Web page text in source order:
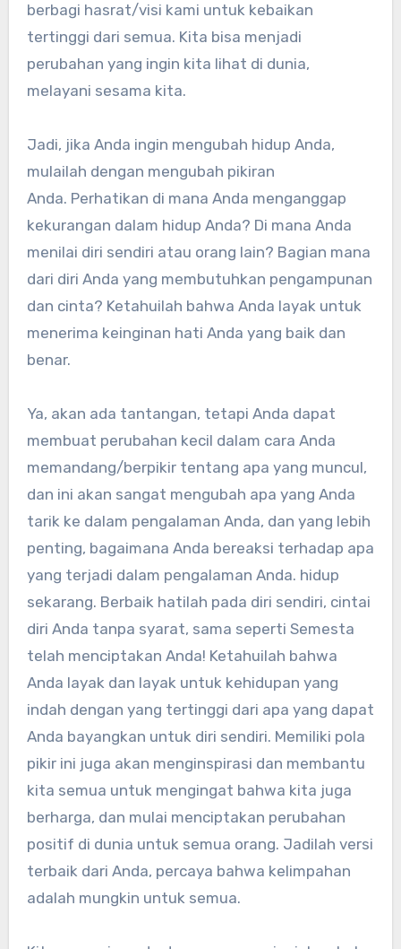
berbagi hasrat/visi kami untuk kebaikan
tertinggi dari semua. Kita bisa menjadi
perubahan yang ingin kita lihat di dunia,
melayani sesama kita.
Jadi, jika Anda ingin mengubah hidup Anda,
mulailah dengan mengubah pikiran
Anda. Perhatikan di mana Anda menganggap
kekurangan dalam hidup Anda? Di mana Anda
menilai diri sendiri atau orang lain? Bagian mana
dari diri Anda yang membutuhkan pengampunan
dan cinta? Ketahuilah bahwa Anda layak untuk
menerima keinginan hati Anda yang baik dan
benar.
Ya, akan ada tantangan, tetapi Anda dapat
membuat perubahan kecil dalam cara Anda
memandang/berpikir tentang apa yang muncul,
dan ini akan sangat mengubah apa yang Anda
tarik ke dalam pengalaman Anda, dan yang lebih
penting, bagaimana Anda bereaksi terhadap apa
yang terjadi dalam pengalaman Anda. hidup
sekarang. Berbaik hatilah pada diri sendiri, cintai
diri Anda tanpa syarat, sama seperti Semesta
telah menciptakan Anda! Ketahuilah bahwa
Anda layak dan layak untuk kehidupan yang
indah dengan yang tertinggi dari apa yang dapat
Anda bayangkan untuk diri sendiri. Memiliki pola
pikir ini juga akan menginspirasi dan membantu
kita semua untuk mengingat bahwa kita juga
berharga, dan mulai menciptakan perubahan
positif di dunia untuk semua orang. Jadilah versi
terbaik dari Anda, percaya bahwa kelimpahan
adalah mungkin untuk semua.